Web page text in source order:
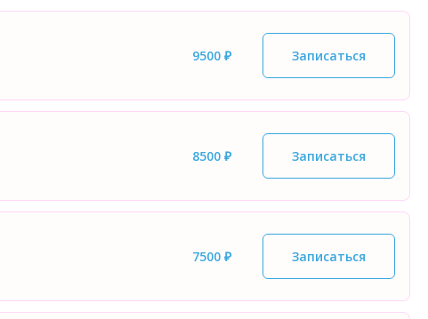
9500 ₽ Записаться
8500 ₽ Записаться
7500 ₽ Записаться